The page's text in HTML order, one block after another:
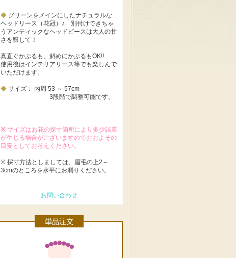
◆ グリーンをメインにしたナチュラルな
ヘッドリース（花冠）♪ 別付けできちゃ
うアンティックなヘッドピースは大人の甘
さを醸して！
真直ぐかぶるも、斜めにかぶるもOK!!
使用後はインテリアリース等でも楽しんで
いただけます。
◆ サイズ： 内周 53 ～ 57cm
3段階で調整可能です。
※ サイズはお花の採寸箇所により多少誤差
が生じる場合がございますのでおおよその
目安としてお考えください。
※ 採寸方法としましては、眉毛の上2～
3cmのところを水平にお測りください。
お問い合わせ